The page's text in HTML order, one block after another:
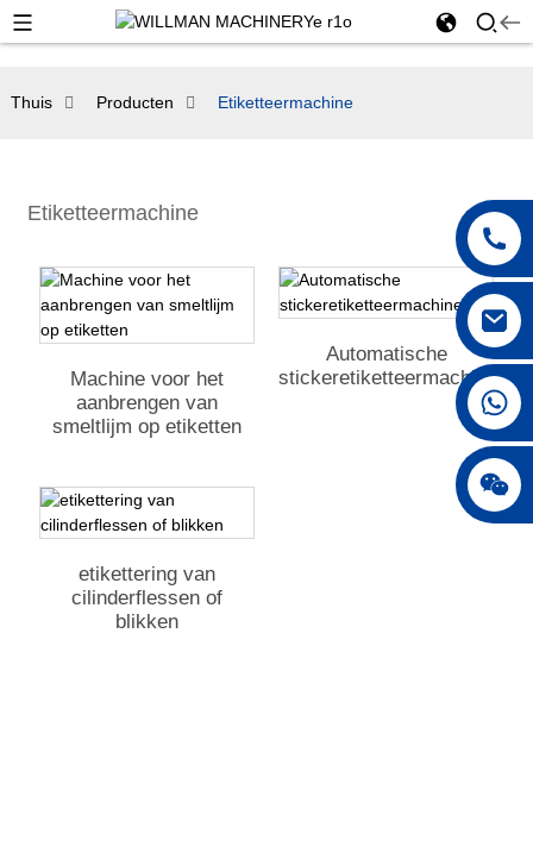
Thuis Producten Etiketteermachine
Etiketteermachine
Machine voor het
aanbrengen van
smeltlijm op etiketten
Automatische
stickeretiketteermachine
etikettering van
cilinderflessen of
blikken